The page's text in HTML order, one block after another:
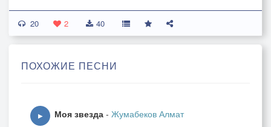
20 2 40
ПОХОЖИЕ ПЕСНИ
▶ Моя звезда - Жумабеков Алмат